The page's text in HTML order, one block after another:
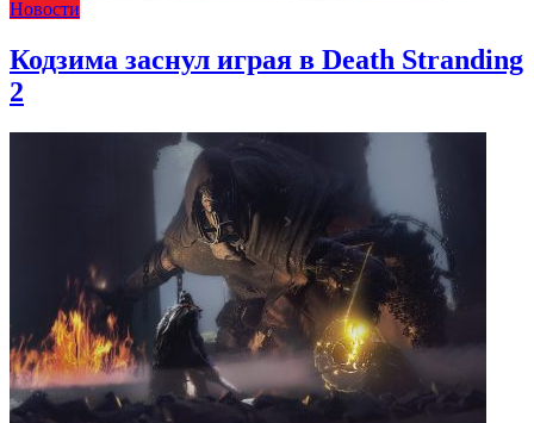
Новости
Кодзима заснул играя в Death Stranding
2